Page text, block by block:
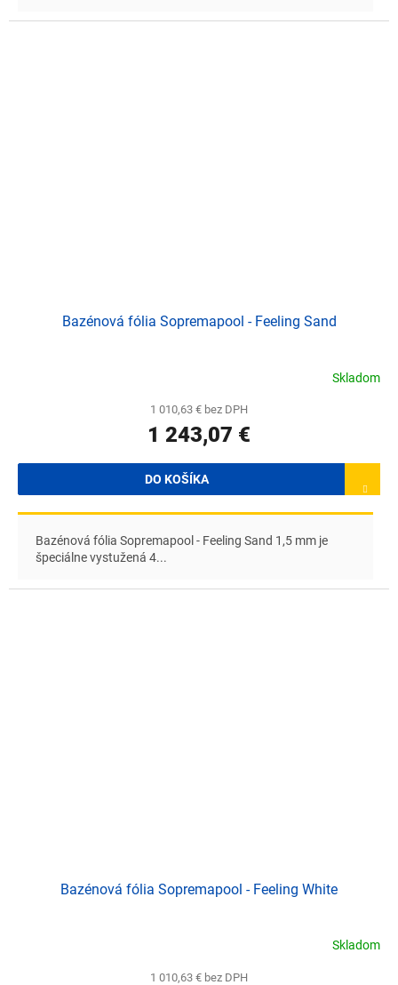
Bazénová fólia Sopremapool - Feeling Sand
Skladom
1 010,63 € bez DPH
1 243,07 €
DO KOŠÍKA
Bazénová fólia Sopremapool - Feeling Sand 1,5 mm je
špeciálne vystužená 4...
Bazénová fólia Sopremapool - Feeling White
Skladom
1 010,63 € bez DPH